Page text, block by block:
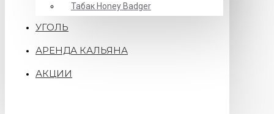
Табак Honey Badger
УГОЛЬ
АРЕНДА КАЛЬЯНА
АКЦИИ